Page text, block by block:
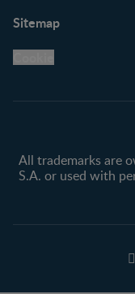
Sitemap
All trademarks are
S.A. or used with